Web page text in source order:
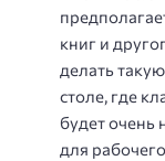
книг и
делать
столе, где
будет очень
для